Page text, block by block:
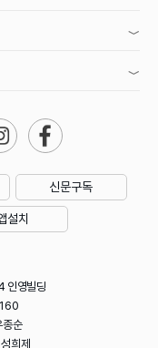
신문구독
설치
인영빌딩
종순
희제